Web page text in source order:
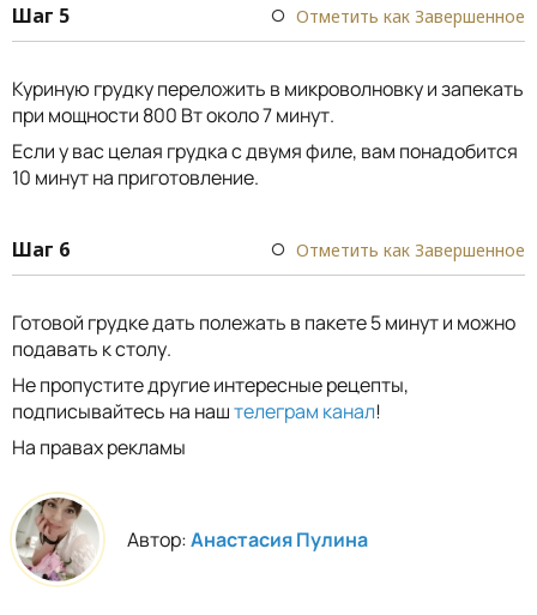
Шаг 5 Отметить как Завершенное
Куриную грудку переложить в микроволновку и запекать
при мощности 800 Вт около 7 минут.
Если у вас целая грудка с двумя филе, вам понадобится
10 минут на приготовление.
Шаг 6 Отметить как Завершенное
Готовой грудке дать полежать в пакете 5 минут и можно
подавать к столу.
Не пропустите другие интересные рецепты,
подписывайтесь на наштелеграм канал!
На правах рекламы
Автор:Анастасия Пулина